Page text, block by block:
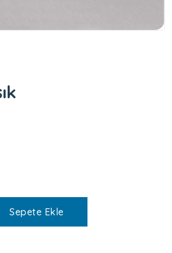
Sepete Ekle